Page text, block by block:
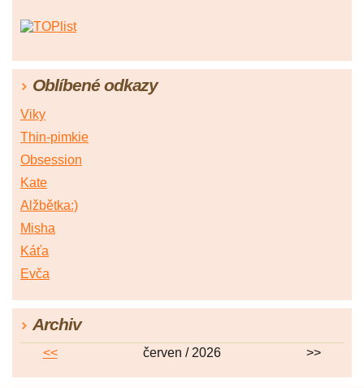
Oblíbené odkazy
Viky
Thin-pimkie
Obsession
Kate
Alžbětka:)
Misha
Káťa
Evča
Archiv
<< červen / 2026 >>